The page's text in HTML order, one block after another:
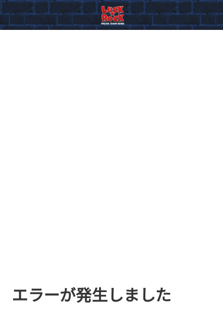
エラーが発生しました